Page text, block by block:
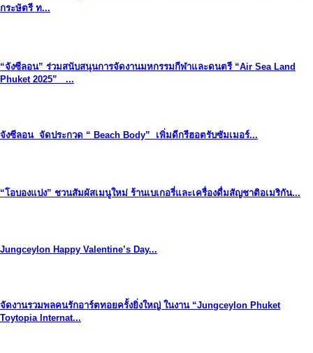
กระษัตรี ท...
“จังซีลอน” ร่วมสนับสนุนการจัดงานมหกรรมกีฬาและดนตรี “Air Sea Land
Phuket 2025” ...
จังซีลอน จัดประกวด “ Beach Body” เพิ่มดีกรีฮอตรับซัมเมอร์...
“โอบองแปง” ชวนสัมผัสเมนูใหม่ ร้านเบเกอรี่และเครื่องดื่มสัญชาติอเมริกัน...
Jungceylon Happy Valentine’s Day...
จัดงานรวมพลคนรักอาร์ตทอยครั้งยิ่งใหญ่ ในงาน “Jungceylon Phuket
Toytopia Internat...